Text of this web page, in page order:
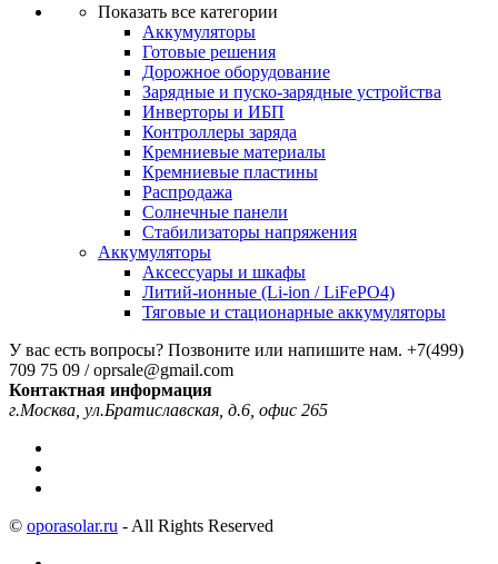
Показать все категории
Аккумуляторы
Готовые решения
Дорожное оборудование
Зарядные и пуско-зарядные устройства
Инверторы и ИБП
Контроллеры заряда
Кремниевые материалы
Кремниевые пластины
Распродажа
Солнечные панели
Стабилизаторы напряжения
Аккумуляторы
Аксессуары и шкафы
Литий-ионные (Li-ion / LiFePO4)
Тяговые и стационарные аккумуляторы
У вас есть вопросы? Позвоните или напишите нам. +7(499)
709 75 09 / oprsale@gmail.com
Контактная информация
г.Москва, ул.Братиславская, д.6, офис 265
© oporasolar.ru - All Rights Reserved